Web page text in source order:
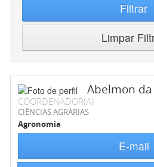
Filtrar
Limpar
Abelmon
COORDENADOR(A)
CIÊNCIAS AGRÁRIAS
Agronomia
E-mail